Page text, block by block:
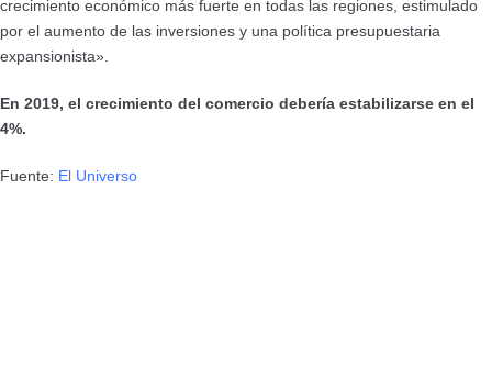
crecimiento económico más fuerte en todas las regiones, estimulado
por el aumento de las inversiones y una política presupuestaria
expansionista».
En 2019, el crecimiento del comercio debería estabilizarse en el
4%.
Fuente: El Universo